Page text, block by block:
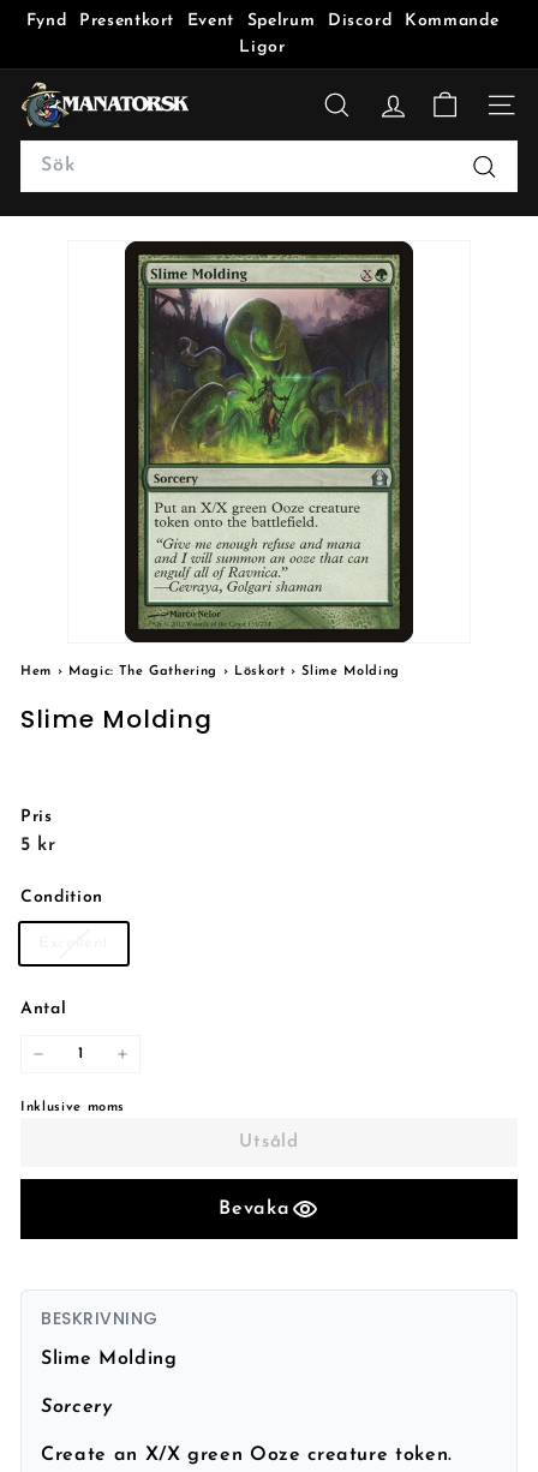
Fynd Presentkort Event Spelrum Discord
Kommande
Ligor
M
a
a
t
SÖK
Search
Sök
Hem › Magic: The Gathering › Löskort › Slime Molding
Slime Molding
Pris
Reguljärt
5 kr5
Condition
Antal
Inklusive moms
Utsåld
Bevaka
BESKRIVNING
Slime Molding
Sorcery
Create an X/X green Ooze creature token.